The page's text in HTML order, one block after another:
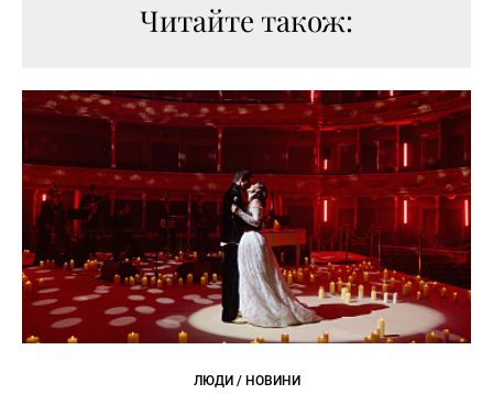
Читайте також:
ЛЮДИ / НОВИНИ